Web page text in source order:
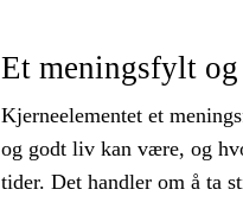
Et meningsfylt
Kjerneelementet et
og godt liv kan være, og
tider. Det handler om å ta